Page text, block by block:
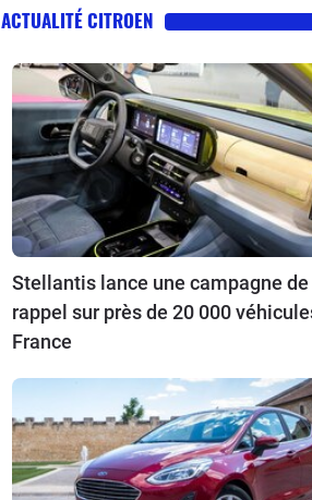
ACTUALITÉ CITROEN
Stellantis lance une campagne de
rappel sur près de 20 000
France